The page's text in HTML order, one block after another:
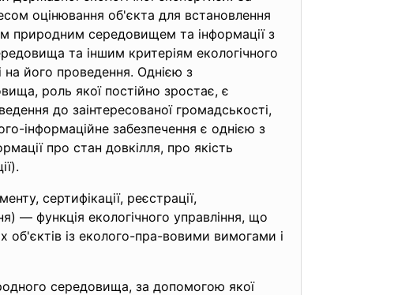
оцінювання об'єкта для встановлення
природним середовищем та інформації з
та іншим критеріям екологічного
на його проведення. Однією з
роль якої постійно зростає, є
до заінтересованої громадськості,
інформаційне забезпечення є однією з
про стан довкілля, про якість
сертифікації, реєстрації,
— функція екологічного управління, що
об'єктів із еколого-пра-вовими вимогами і
середовища, за допомогою якої